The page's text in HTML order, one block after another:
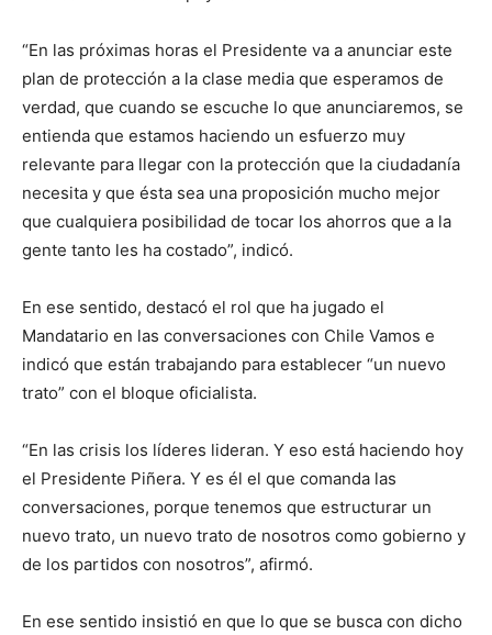
“En las próximas horas el Presidente va a anunciar este
plan de protección a la clase media que esperamos de
verdad, que cuando se escuche lo que anunciaremos, se
entienda que estamos haciendo un esfuerzo muy
relevante para llegar con la protección que la ciudadanía
necesita y que ésta sea una proposición mucho mejor
que cualquiera posibilidad de tocar los ahorros que a la
gente tanto les ha costado”, indicó.
En ese sentido, destacó el rol que ha jugado el
Mandatario en las conversaciones con Chile Vamos e
indicó que están trabajando para establecer “un nuevo
trato” con el bloque oficialista.
“En las crisis los líderes lideran. Y eso está haciendo hoy
el Presidente Piñera. Y es él el que comanda las
conversaciones, porque tenemos que estructurar un
nuevo trato, un nuevo trato de nosotros como gobierno y
de los partidos con nosotros”, afirmó.
En ese sentido insistió en que lo que se busca con dicho